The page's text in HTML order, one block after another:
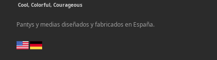
Cool, Colorful, Courageous
Pantys y medias diseñados y fabricados en España.